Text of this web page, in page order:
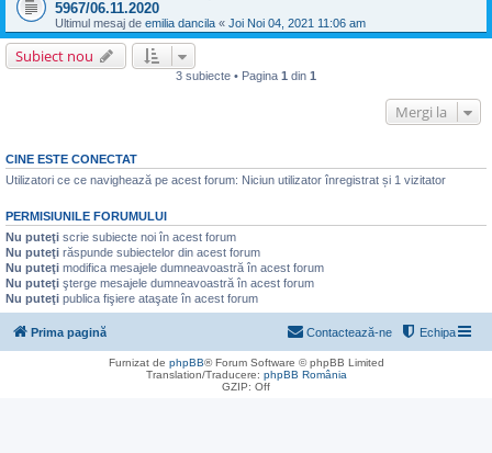
5967/06.11.2020
Ultimul mesaj de emilia dancila « Joi Noi 04, 2021 11:06 am
Subiect nou
3 subiecte • Pagina 1 din 1
Mergi la
CINE ESTE CONECTAT
Utilizatori ce ce navighează pe acest forum: Niciun utilizator înregistrat și 1 vizitator
PERMISIUNILE FORUMULUI
Nu puteţi scrie subiecte noi în acest forum
Nu puteţi răspunde subiectelor din acest forum
Nu puteţi modifica mesajele dumneavoastră în acest forum
Nu puteţi şterge mesajele dumneavoastră în acest forum
Nu puteţi publica fişiere ataşate în acest forum
Prima pagină Echipa
Contactează-ne
Furnizat de phpBB® Forum Software © phpBB Limited
Translation/Traducere: phpBB România
GZIP: Off